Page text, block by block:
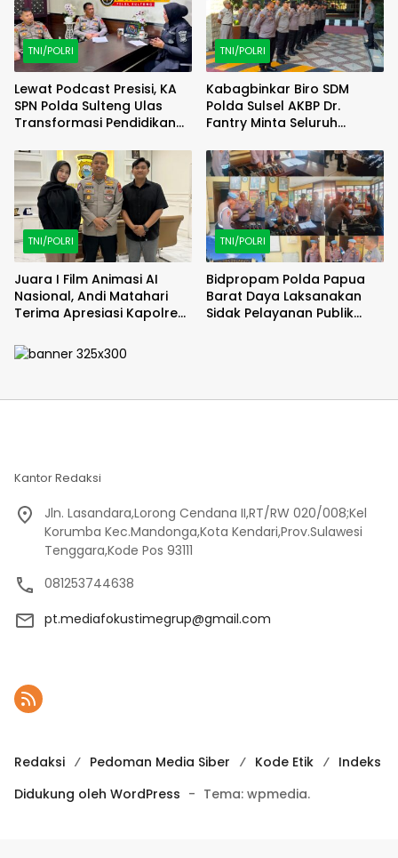
TNI/POLRI
Lewat Podcast Presisi, KA
SPN Polda Sulteng Ulas
Transformasi Pendidikan
TNI/POLRI
Kabagbinkar Biro SDM
Polda Sulsel AKBP Dr.
Fantry Minta Seluruh
Debu
TNI/POLRI
Juara I Film Animasi AI
Nasional, Andi Matahari
Terima Apresiasi Kapolres
TNI/POLRI
Bidpropam Polda Papua
Barat Daya Laksanakan
Sidak Pelayanan Publik
Kantor Redaksi
Jln. Lasandara,Lorong Cendana II,RT/RW 020/008;Kel
Korumba Kec.Mandonga,Kota Kendari,Prov.Sulawesi
Tenggara,Kode Pos 93111
081253744638
pt.mediafokustimegrup@gmail.com
Redaksi Pedoman Media Siber Kode Etik
Indeks
Didukung oleh WordPress - Tema: wpmedia.